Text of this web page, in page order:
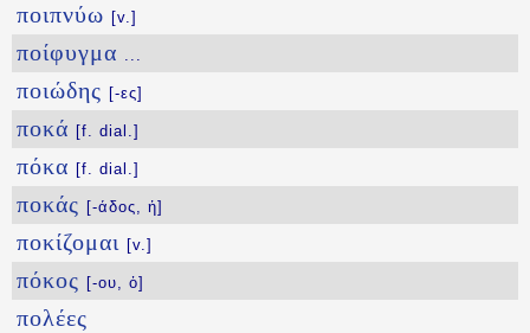
ποιπνύω [v.]
ποίφυγμα ...
ποιώδης [-ες]
ποκά [f. dial.]
πόκα [f. dial.]
ποκάς [-άδος, ἡ]
ποκίζομαι [v.]
πόκος [-ου, ὁ]
πολέες